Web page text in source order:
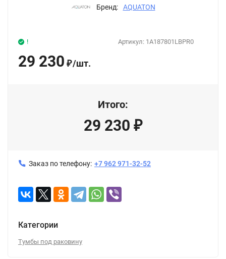
Бренд: AQUATON
Артикул: 1A187801LBPR0
!
29 230 ₽/шт.
Итого:
29 230 ₽
Заказ по телефону: +7 962 971-32-52
Категории
Тумбы под раковину